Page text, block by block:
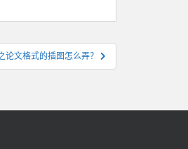
论文格式的插图怎么弄？